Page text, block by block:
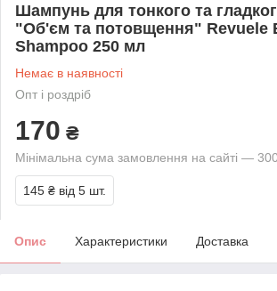
Шампунь для тонкого та
"Об'єм та потовщення" Revuele
Shampoo 250 мл
Немає в наявності
Опт і роздріб
170 ₴
Мінімальна сума замовлення на сайті —
145 ₴ від 5 шт.
Опис Характеристики Доставка